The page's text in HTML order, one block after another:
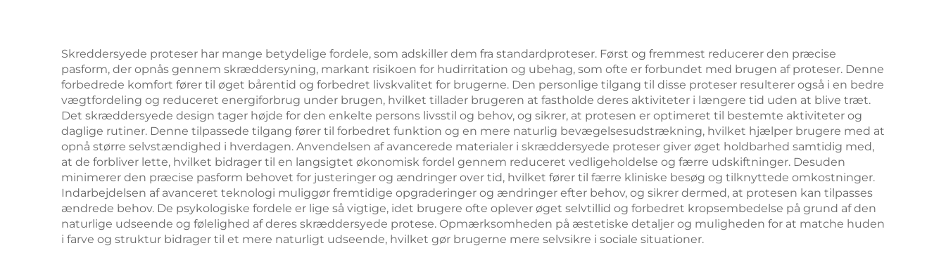
Skreddersyede proteser har mange betydelige fordele, som adskiller dem fra standardproteser. Først og fremmest reducerer den præcise
pasform, der opnås gennem skræddersyning, markant risikoen for hudirritation og ubehag, som ofte er forbundet med brugen af proteser. Denne
forbedrede komfort fører til øget bårentid og forbedret livskvalitet for brugerne. Den personlige tilgang til disse proteser resulterer også i en bedre
vægtfordeling og reduceret energiforbrug under brugen, hvilket tillader brugeren at fastholde deres aktiviteter i længere tid uden at blive træt.
Det skræddersyede design tager højde for den enkelte persons livsstil og behov, og sikrer, at protesen er optimeret til bestemte aktiviteter og
daglige rutiner. Denne tilpassede tilgang fører til forbedret funktion og en mere naturlig bevægelsesudstrækning, hvilket hjælper brugere med at
opnå større selvstændighed i hverdagen. Anvendelsen af avancerede materialer i skræddersyede proteser giver øget holdbarhed samtidig med,
at de forbliver lette, hvilket bidrager til en langsigtet økonomisk fordel gennem reduceret vedligeholdelse og færre udskiftninger. Desuden
minimerer den præcise pasform behovet for justeringer og ændringer over tid, hvilket fører til færre kliniske besøg og tilknyttede omkostninger.
Indarbejdelsen af avanceret teknologi muliggør fremtidige opgraderinger og ændringer efter behov, og sikrer dermed, at protesen kan tilpasses
ændrede behov. De psykologiske fordele er lige så vigtige, idet brugere ofte oplever øget selvtillid og forbedret kropsembedelse på grund af den
naturlige udseende og følelighed af deres skræddersyede protese. Opmærksomheden på æstetiske detaljer og muligheden for at matche huden
i farve og struktur bidrager til et mere naturligt udseende, hvilket gør brugerne mere selvsikre i sociale situationer.